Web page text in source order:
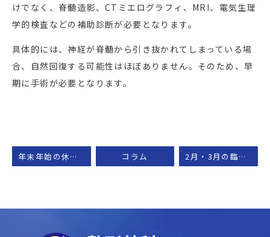
けでなく、脊髄造影、CTミエログラフィ、MRI、電気生理
学的検査などの補助診断が必要となります。
具体的には、神経が脊髄から引き抜かれてしまっている場
合、自然回復する可能性はほぼありません。そのため、早
期に手術が必要となります。
年末年始の休診日のお知らせ コラム 2月・3月の臨時休診のお知らせ